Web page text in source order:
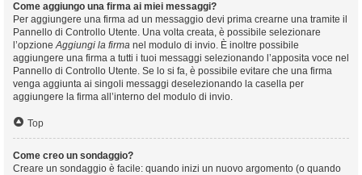
Come aggiungo una firma ai miei messaggi?
Per aggiungere una firma ad un messaggio devi prima crearne una tramite il
Pannello di Controllo Utente. Una volta creata, è possibile selezionare
l’opzioneAggiungi la firma nel modulo di invio. È inoltre possibile
aggiungere una firma a tutti i tuoi messaggi selezionando l’apposita voce nel
Pannello di Controllo Utente. Se lo si fa, è possibile evitare che una firma
venga aggiunta ai singoli messaggi deselezionando la casella per
aggiungere la firma all’interno del modulo di invio.
Top
Come creo un sondaggio?
Creare un sondaggio è facile: quando inizi un nuovo argomento (o quando